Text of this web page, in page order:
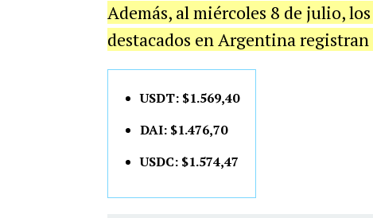
Además, al miércoles 8 de julio, los
destacados en Argentina
USDT: $1.569,40
DAI: $1.476,70
USDC: $1.574,47